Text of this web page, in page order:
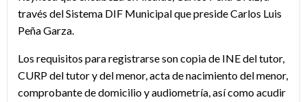
través del Sistema DIF Municipal que preside Carlos Luis
Peña Garza.
Los requisitos para registrarse son copia de INE del tutor,
CURP del tutor y del menor, acta de nacimiento del menor,
comprobante de domicilio y audiometría, así como acudir